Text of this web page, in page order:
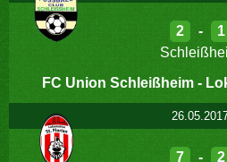
2 -
1
FC Union Schleißheim -
7 - 2